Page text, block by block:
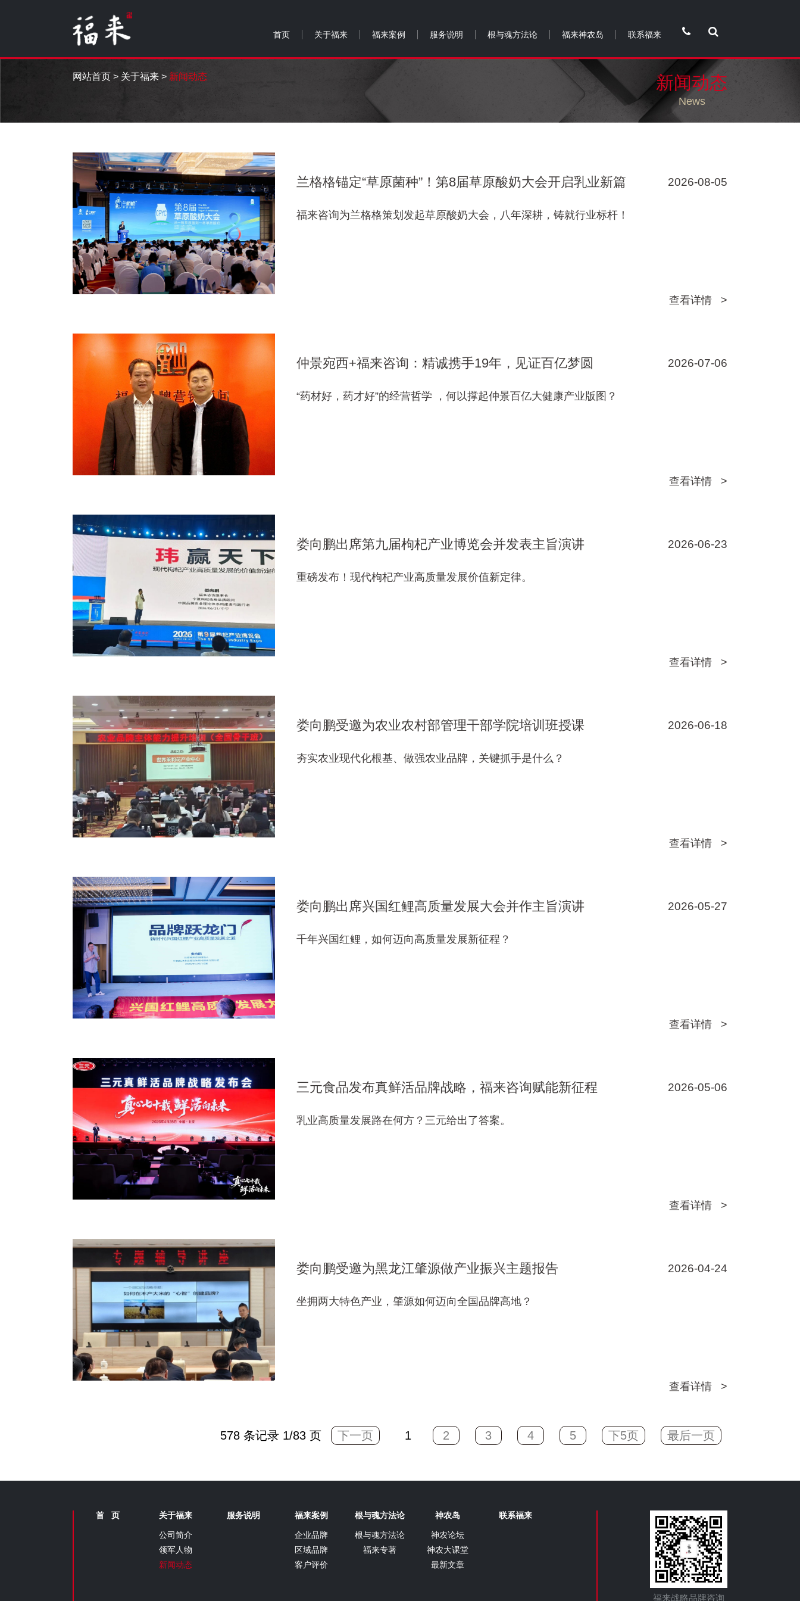
首页 关于福来 福来案例 服务说明 根与魂方法论 福来神农岛 联系福来
网站首页 > 关于福来 > 新闻动态 新闻动态
News
兰格格锚定“草原菌种”！第8届草原酸奶大会开启乳业新篇 2026-08-05
福来咨询为兰格格策划发起草原酸奶大会，八年深耕，铸就行业标杆！
查看详情 >
仲景宛西+福来咨询：精诚携手19年，见证百亿梦圆 2026-07-06
“药材好，药才好”的经营哲学 ，何以撑起仲景百亿大健康产业版图？
查看详情 >
娄向鹏出席第九届枸杞产业博览会并发表主旨演讲 2026-06-23
重磅发布！现代枸杞产业高质量发展价值新定律。
查看详情 >
娄向鹏受邀为农业农村部管理干部学院培训班授课 2026-06-18
夯实农业现代化根基、做强农业品牌，关键抓手是什么？
查看详情 >
娄向鹏出席兴国红鲤高质量发展大会并作主旨演讲 2026-05-27
千年兴国红鲤，如何迈向高质量发展新征程？
查看详情 >
三元食品发布真鲜活品牌战略，福来咨询赋能新征程 2026-05-06
乳业高质量发展路在何方？三元给出了答案。
查看详情 >
娄向鹏受邀为黑龙江肇源做产业振兴主题报告 2026-04-24
坐拥两大特色产业，肇源如何迈向全国品牌高地？
查看详情 >
578 条记录 1/83 页 下一页 1 2 3 4 5 下5页 最后一页
首 页 关于福来
公司简介
领军人物
新闻动态
服务说明 福来案例
企业品牌
区域品牌
客户评价
根与魂方法论
根与魂方法论
福来专著
神农岛
神农论坛
神农大课堂
最新文章
联系福来
福来战略品牌咨询